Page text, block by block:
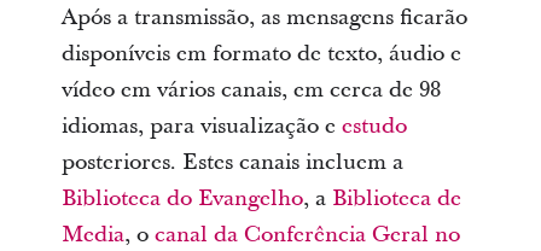
Após a transmissão, as mensagens ficarão
disponíveis em formato de texto, áudio e
vídeo em vários canais, em cerca de 98
idiomas, para visualização e estudo
posteriores. Estes canais incluem a
Biblioteca do Evangelho, a Biblioteca de
Media, o canal da Conferência Geral no